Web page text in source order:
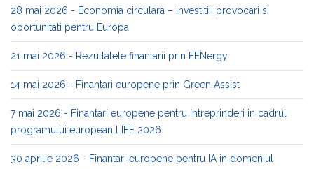
28 mai 2026 - Economia circulara – investitii, provocari si
oportunitati pentru Europa
21 mai 2026 - Rezultatele finantarii prin EENergy
14 mai 2026 - Finantari europene prin Green Assist
7 mai 2026 - Finantari europene pentru intreprinderi in cadrul
programului european LIFE 2026
30 aprilie 2026 - Finantari europene pentru IA in domeniul